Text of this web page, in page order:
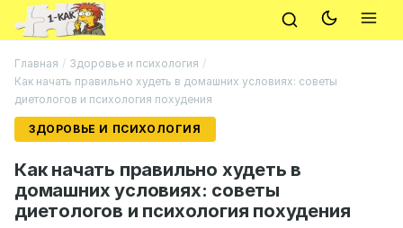
Главная / Здоровье и психология /
Как начать правильно худеть в домашних условиях: советы
диетологов и психология похудения
ЗДОРОВЬЕ И ПСИХОЛОГИЯ
Как начать правильно худеть в
домашних условиях: советы
диетологов и психология похудения